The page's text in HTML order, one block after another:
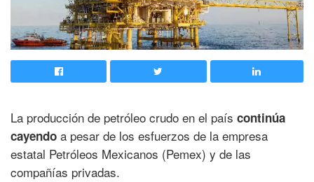
La producción de petróleo crudo en el país continúa
cayendo a pesar de los esfuerzos de la empresa
estatal Petróleos Mexicanos (Pemex) y de las
compañías privadas.